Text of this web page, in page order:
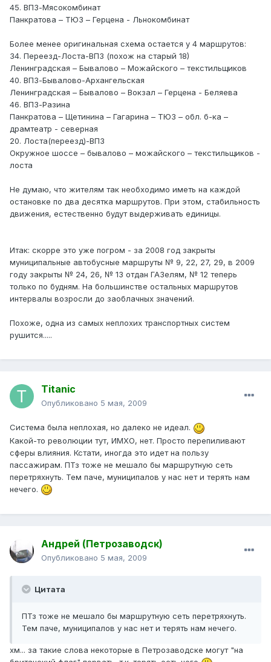
45. ВПЗ-Мясокомбинат
Панкратова – ТЮЗ – Герцена - Льнокомбинат
Более менее оригинальная схема остается у 4 маршрутов:
34. Переезд-Лоста-ВПЗ (похож на старый 18)
Ленинградская – Бывалово – Можайского – текстильщиков
40. ВПЗ-Бывалово-Архангельская
Ленинградская – Бывалово – Вокзал – Герцена - Беляева
46. ВПЗ-Разина
Панкратова – Щетинина – Гагарина – ТЮЗ – обл. б-ка –
драмтеатр - северная
20. Лоста(переезд)-ВПЗ
Окружное шоссе – бывалово – можайского – текстильщиков -
лоста
Не думаю, что жителям так необходимо иметь на каждой
остановке по два десятка маршрутов. При этом, стабильность
движения, естественно будут выдерживать единицы.
Итак: скорре это уже погром - за 2008 год закрыты
муниципальные автобусные маршруты № 9, 22, 27, 29, в 2009
году закрыты № 24, 26, № 13 отдан ГАЗелям, № 12 теперь
только по будням. На большинстве остальных маршрутов
интервалы возросли до заоблачных значений.
Похоже, одна из самых неплохих транспортных систем
рушится.....
Titanic
Опубликовано 5 мая, 2009
Система была неплохая, но далеко не идеал.
Какой-то революции тут, ИМХО, нет. Просто перепиливают
сферы влияния. Кстати, иногда это идет на пользу
пассажирам. ПТз тоже не мешало бы маршрутную сеть
перетряхнуть. Тем паче, муниципалов у нас нет и терять нам
нечего.
Андрей (Петрозаводск)
Опубликовано 5 мая, 2009
Цитата
ПТз тоже не мешало бы маршрутную сеть перетряхнуть.
Тем паче, муниципалов у нас нет и терять нам нечего.
хм... за такие слова некоторые в Петрозаводске могут "на